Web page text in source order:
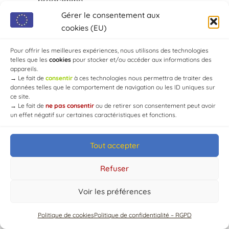
Gérer le consentement aux
cookies (EU)
Pour offrir les meilleures expériences, nous utilisons des technologies
telles que les cookies pour stocker et/ou accéder aux informations des
appareils.
→ Le fait de consentir à ces technologies nous permettra de traiter des
données telles que le comportement de navigation ou les ID uniques sur
ce site.
→ Le fait de ne pas consentir ou de retirer son consentement peut avoir
un effet négatif sur certaines caractéristiques et fonctions.
Tout accepter
Refuser
Voir les préférences
Politique de cookiesPolitique de confidentialité – RGPD
© Mairie de Chaource [2004-2024] | Tous droits réservés.